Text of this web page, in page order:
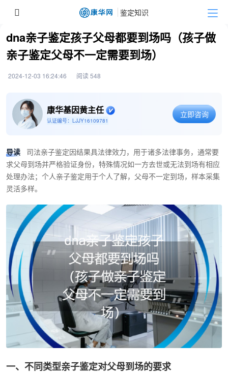
dna亲子鉴定孩子父母都要到场吗（孩子做
亲子鉴定父母不一定需要到场）
2024-12-03 16:24:46 阅读 548
康华基因黄主任
认证编号：LJJY16109781
立即咨询
导读
司法亲子鉴定因结果具法律效力，用于诸多法律事务，通常要
求父母到场并严格验证身份，特殊情况如一方去世或无法到场有相应
处理办法；个人亲子鉴定用于个人了解，父母不一定到场，样本采集
灵活多样。
一、不同类型亲子鉴定对父母到场的要求